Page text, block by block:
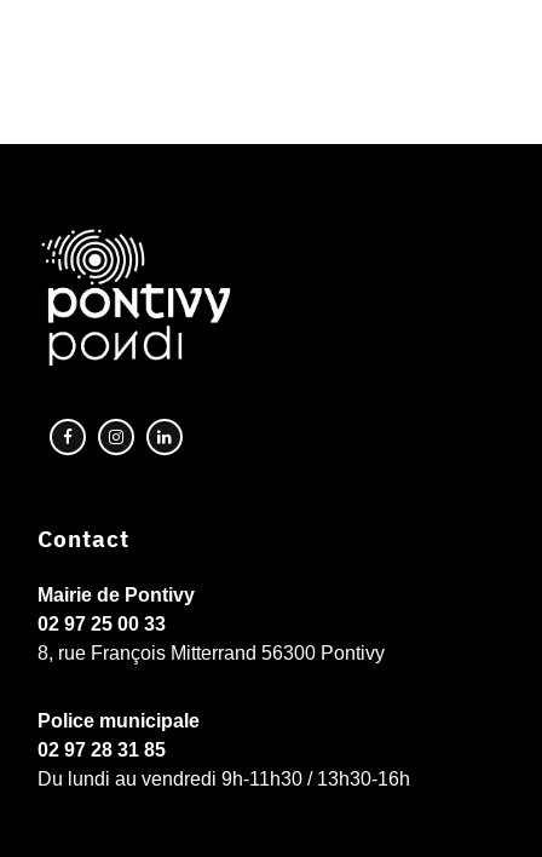
Contact
Mairie de Pontivy
02 97 25 00 33
8, rue François Mitterrand 56300 Pontivy
Police municipale
02 97 28 31 85
Du lundi au vendredi 9h-11h30 / 13h30-16h